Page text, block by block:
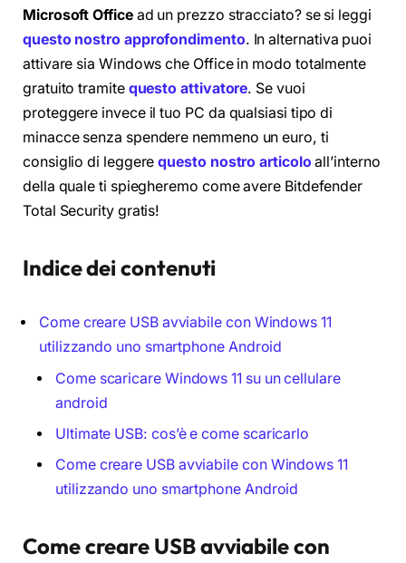
Microsoft Officead un prezzo stracciato? se si leggi
questo nostro approfondimento. In alternativa puoi
attivare sia Windows che Office in modo totalmente
gratuito tramite questo attivatore. Se vuoi
proteggere invece il tuo PC da qualsiasi tipo di
minacce senza spendere nemmeno un euro, ti
consiglio di leggerequesto nostro articoloall’interno
della quale ti spiegheremo come avere Bitdefender
Total Security gratis!
Indice dei contenuti
Come creare USB avviabile con Windows 11
utilizzando uno smartphone Android
Come scaricare Windows 11 su un cellulare
android
Ultimate USB: cos’è e come scaricarlo
Come creare USB avviabile con Windows 11
utilizzando uno smartphone Android
Come creare USB avviabile con